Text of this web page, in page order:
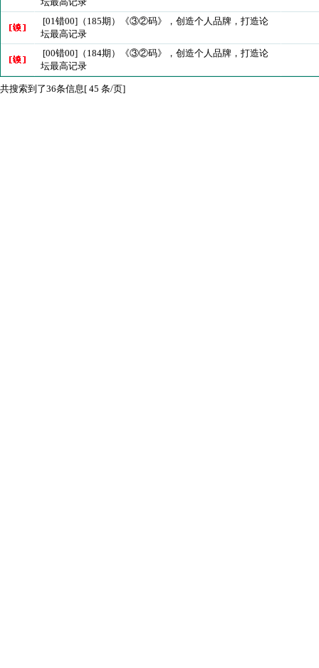
[01错00]（185期）《③②码》，创造个人品牌，打造论
坛最高记录
[00错00]（184期）《③②码》，创造个人品牌，打造论
坛最高记录
共搜索到了36条信息[ 45 条/页]